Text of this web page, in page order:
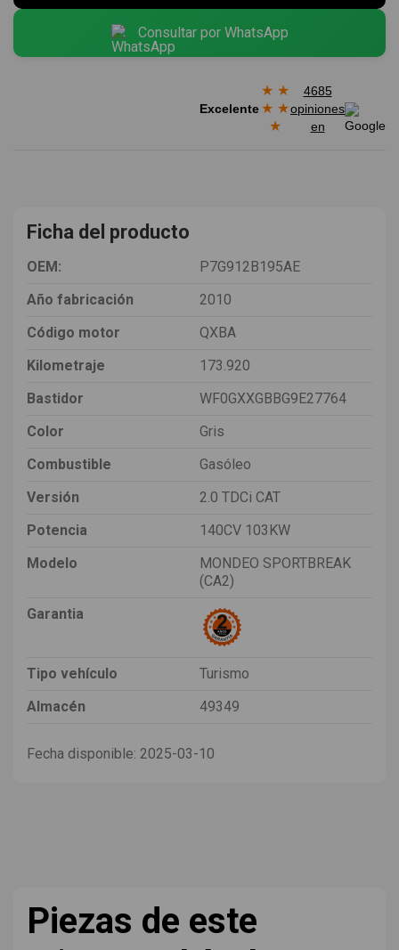
Consultar por WhatsApp
Excelente
★ ★
★ ★
★
4685
opiniones
en
Ficha del producto
OEM:
P7G912B195AE
Año fabricación
2010
Código motor
QXBA
Kilometraje
173.920
Bastidor
WF0GXXGBBG9E27764
Color
Gris
Combustible
Gasóleo
Versión
2.0 TDCi CAT
Potencia
140CV 103KW
Modelo
MONDEO SPORTBREAK
(CA2)
Garantia
Tipo vehículo
Turismo
Almacén
49349
Fecha disponible: 2025-03-10
Piezas de este